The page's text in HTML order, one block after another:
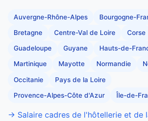
Auvergne-Rhône-Alpes Bourgogne-
Bretagne Centre-Val de Loire Corse
Guadeloupe Guyane Hauts-de-
Martinique Mayotte Normandie
Occitanie Pays de la Loire
Provence-Alpes-Côte d'Azur Île-de-
→ Salaire cadres de l'hôtellerie et de